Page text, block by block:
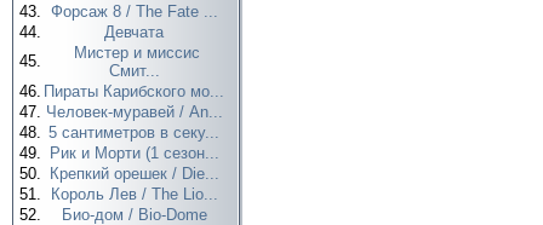
43. Форсаж 8 / The Fate ...
44.
Девчата
45.
Мистер и миссис
Смит...
46. Пираты Карибского мо...
47. Человек-муравей / An...
48. 5 сантиметров в секу...
49.
Рик и Морти (1 сезон...
50.
Крепкий орешек / Die...
51.
Король Лев / The Lio...
52.
Био-дом / Bio-Dome